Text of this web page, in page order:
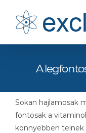
A
Sokan hajlamosak
fontosak a
könnyebben telnek